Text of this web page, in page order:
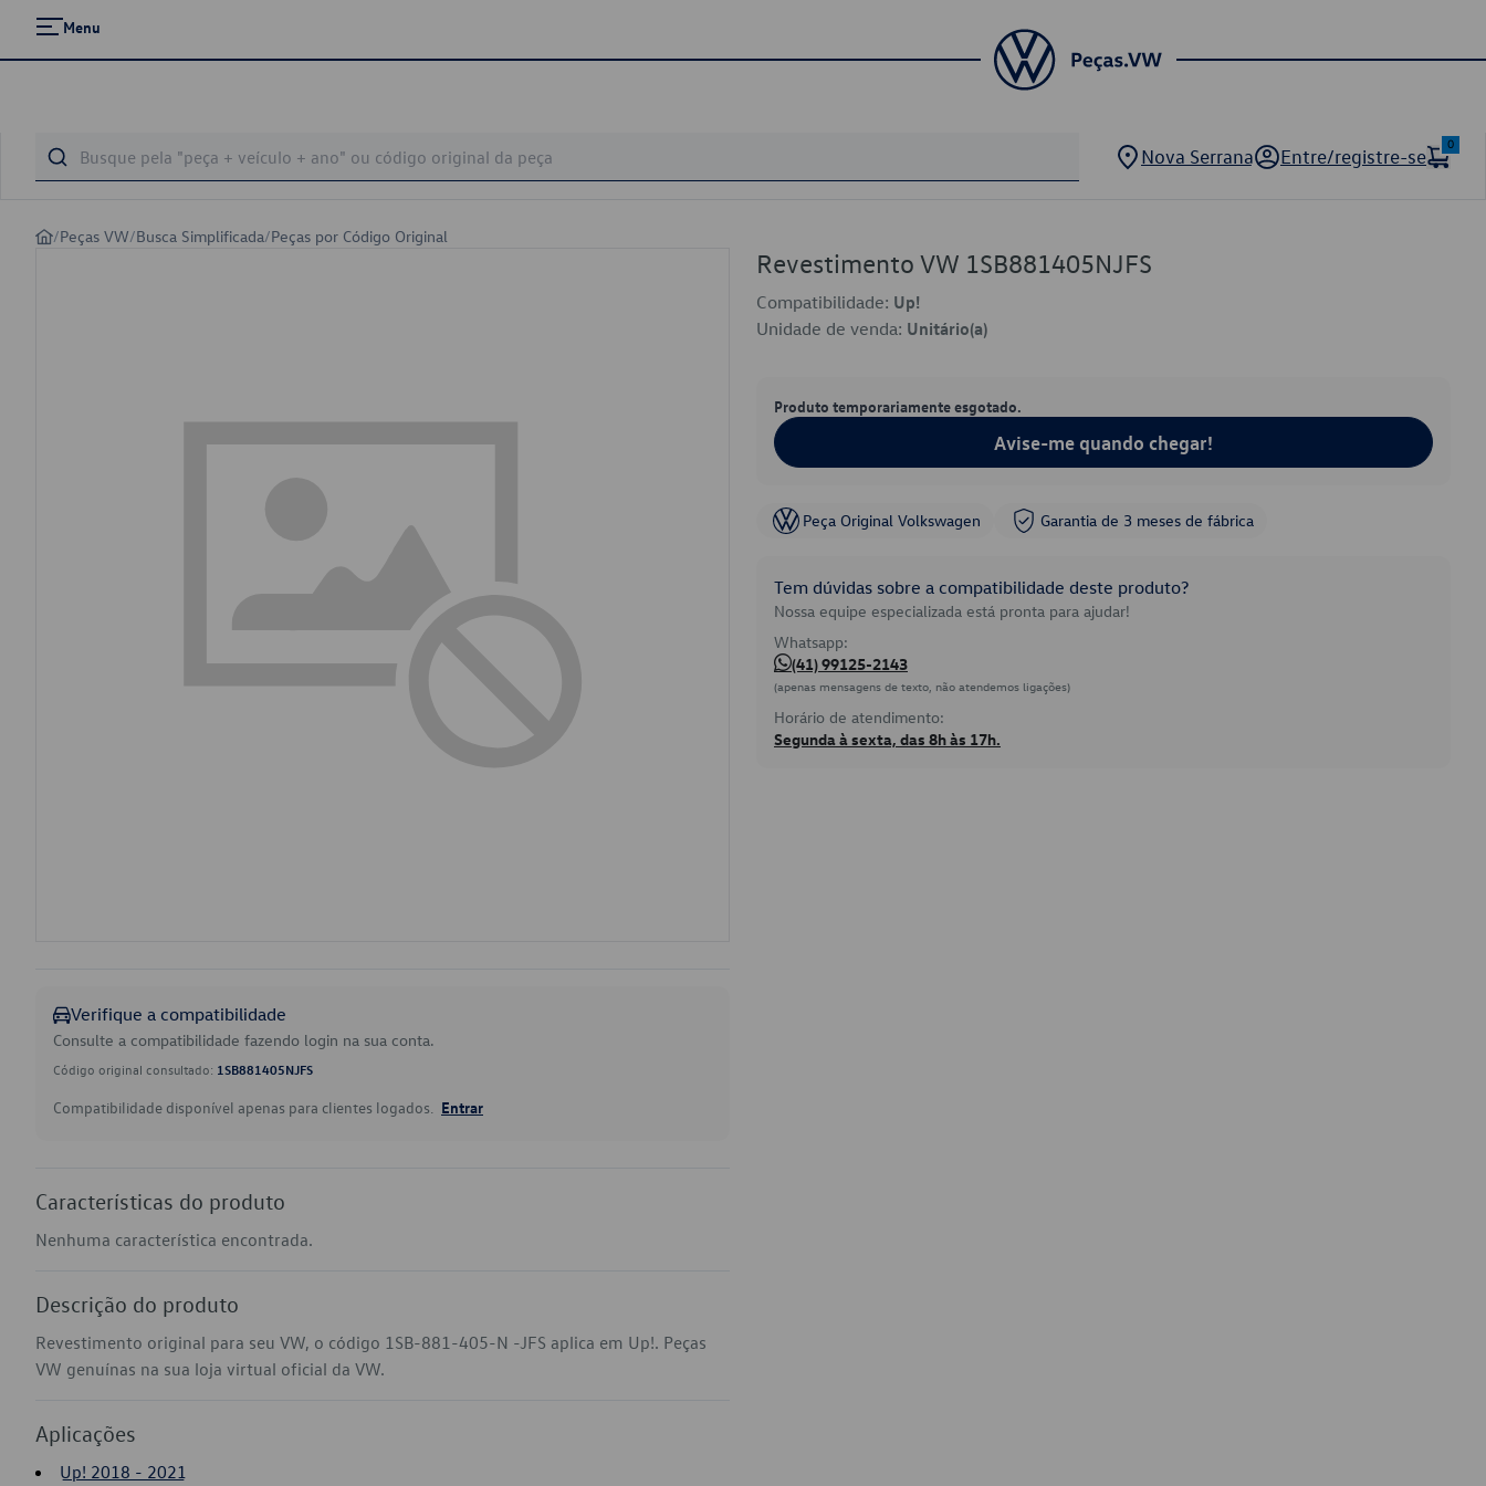
Menu
Nova Serrana Entre/registre-se
0
/Peças VW/Busca Simplificada/Peças por Código Original
Verifique a compatibilidade
Consulte a compatibilidade fazendo login na sua conta.
Código original consultado: 1SB881405NJFS
Compatibilidade disponível apenas para clientes logados. Entrar
Características do produto
Nenhuma característica encontrada.
Descrição do produto
Revestimento original para seu VW, o código 1SB-881-405-N -JFS aplica em Up!. Peças
VW genuínas na sua loja virtual oficial da VW.
Aplicações
Up! 2018 - 2021
Revestimento VW 1SB881405NJFS
Compatibilidade: Up!
Unidade de venda: Unitário(a)
Produto temporariamente esgotado.
Avise-me quando chegar!
Peça Original Volkswagen Garantia de 3 meses de fábrica
Tem dúvidas sobre a compatibilidade deste produto?
Nossa equipe especializada está pronta para ajudar!
Whatsapp:
(41) 99125-2143
(apenas mensagens de texto, não atendemos ligações)
Horário de atendimento:
Segunda à sexta, das 8h às 17h.